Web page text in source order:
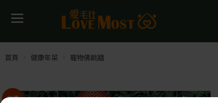
首頁 健康年菜 寵物佛跳牆
特價